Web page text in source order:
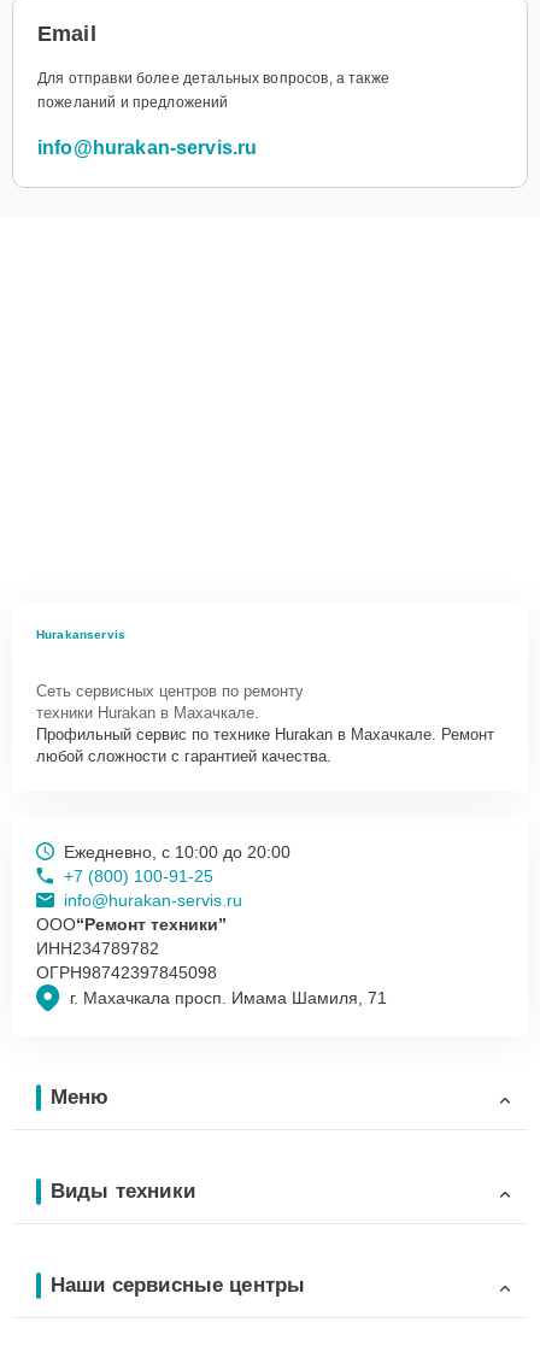
Email
Для отправки более детальных вопросов, а также
пожеланий и предложений
info@hurakan-servis.ru
Hurakanservis
Сеть сервисных центров по ремонту
техники Hurakan в Махачкале.
Профильный сервис по технике Hurakan в Махачкале. Ремонт
любой сложности с гарантией качества.
г. Махачкала просп. Имама Шамиля, 71
Ежедневно, с 10:00 до 20:00
+7 (800) 100-91-25
info@hurakan-servis.ru
ООО“Ремонт техники”
ИНН234789782
ОГРН98742397845098
Меню
Виды техники
Наши сервисные центры